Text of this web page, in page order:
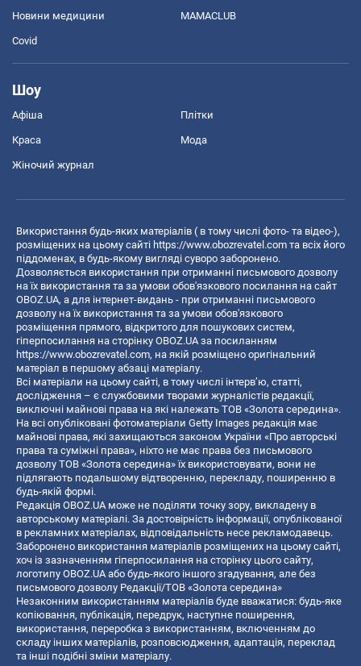
Новини медицини MAMACLUB
Covid
Шоу
Афіша Плітки
Краса Мода
Жіночий журнал
Використання будь-яких матеріалів ( в тому числі фото- та відео-),
розміщених на цьому сайті https://www.obozrevatel.com та всіх його
піддоменах, в будь-якому вигляді суворо заборонено.
Дозволяється використання при отриманні письмового дозволу
на їх використання та за умови обов'язкового посилання на сайт
OBOZ.UA, а для інтернет-видань - при отриманні письмового
дозволу на їх використання та за умови обов'язкового
розміщення прямого, відкритого для пошукових систем,
гіперпосилання на сторінку OBOZ.UA за посиланням
https://www.obozrevatel.com, на якій розміщено оригінальний
матеріал в першому абзаці матеріалу.
Всі матеріали на цьому сайті, в тому числі інтерв’ю, статті,
дослідження – є службовими творами журналістів редакції,
виключні майнові права на які належать ТОВ «Золота середина».
На всі опубліковані фотоматеріали Getty Images редакція має
майнові права, які захищаються законом України «Про авторські
права та суміжні права», ніхто не має права без письмового
дозволу ТОВ «Золота середина» їх використовувати, вони не
підлягають подальшому відтворенню, перекладу, поширенню в
будь-якій формі.
Редакція OBOZ.UA може не поділяти точку зору, викладену в
авторському матеріалі. За достовірність інформації, опублікованої
в рекламних матеріалах, відповідальність несе рекламодавець.
Заборонено використання матеріалів розміщених на цьому сайті,
хоч із зазначенням гіперпосилання на сторінку цього сайту,
логотипу OBOZ.UA або будь-якого іншого згадування, але без
письмового дозволу Редакції/ТОВ «Золота середина»
Незаконним використанням матеріалів буде вважатися: будь-яке
копiювання, публiкацiя, передрук, наступне поширення,
використання, переробка з використанням, включенням до
складу інших матеріалів, розповсюдження, адаптація, переклад
та інші подібні зміни матеріалу.